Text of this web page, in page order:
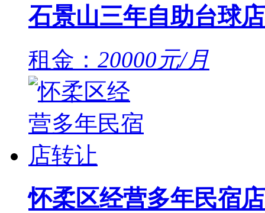
石景山三年自助台球
租金： 20000元/月
怀柔区经营多年民宿